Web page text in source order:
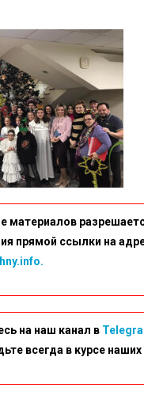
материалов
прямой ссылки на
на наш канал в
всегда в курсе